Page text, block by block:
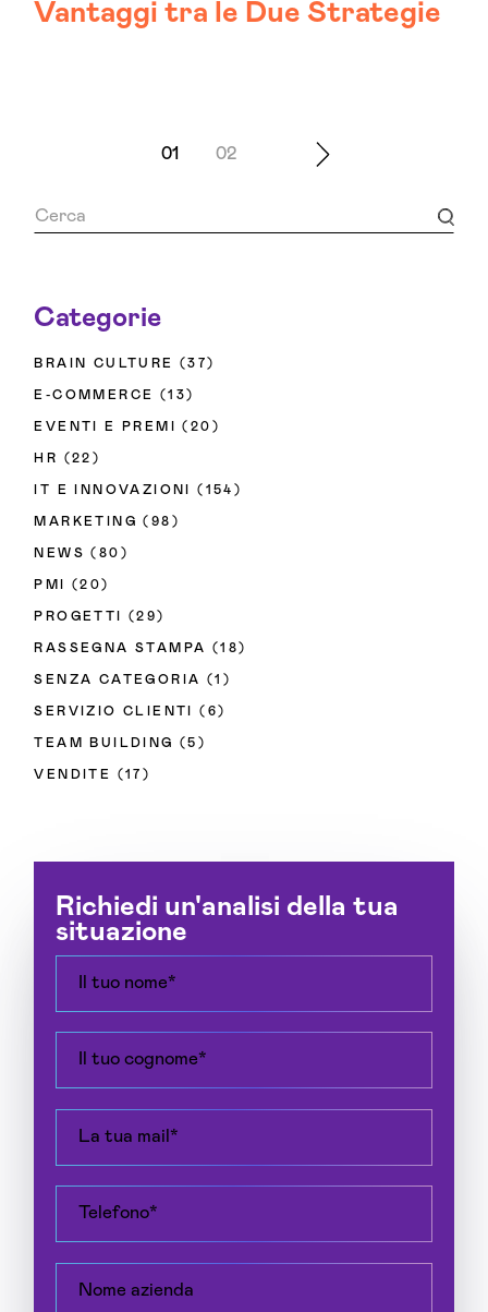
Vantaggi tra le Due Strategie
01 02
Categorie
BRAIN CULTURE (37)
E-COMMERCE (13)
EVENTI E PREMI (20)
HR (22)
IT E INNOVAZIONI (154)
MARKETING (98)
NEWS (80)
PMI (20)
PROGETTI (29)
RASSEGNA STAMPA (18)
SENZA CATEGORIA (1)
SERVIZIO CLIENTI (6)
TEAM BUILDING (5)
VENDITE (17)
Richiedi un'analisi della tua
situazione